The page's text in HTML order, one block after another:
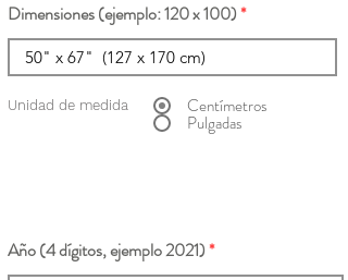
Dimensiones (ejemplo: 120 x 100)
Unidad de medida Centímetros
Pulgadas
Año (4 dígitos, ejemplo 2021)